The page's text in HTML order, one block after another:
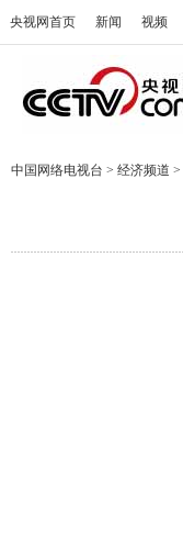
央视网首页 新闻 视频
中国网络电视台 > 经济频道 >